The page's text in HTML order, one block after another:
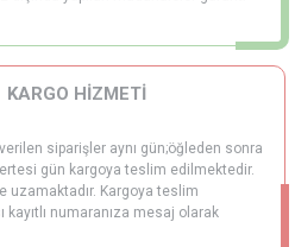
KARGO HİZMETİ
siparişler aynı gün;öğleden sonra
gün kargoya teslim edilmektedir.
uzamaktadır. Kargoya teslim
numaranıza mesaj olarak